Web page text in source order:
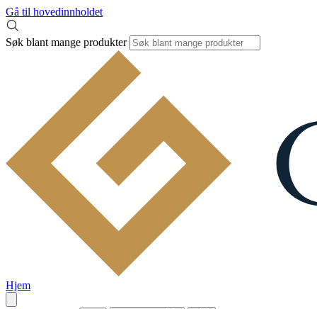
Gå til hovedinnholdet
Søk blant mange produkter
Hjem